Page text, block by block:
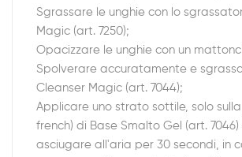
Sgrassare le unghie con lo
Magic (art. 7250);
Opacizzare le unghie con un
Spolverare accuratamente e
Cleanser Magic (art. 7044);
Applicare uno strato sottile, solo
french) di Base Smalto Gel (art.
asciugare all'aria per 30 secondi, in